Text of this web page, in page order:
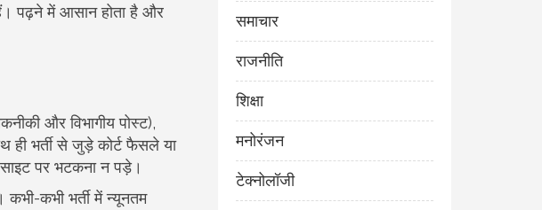
पढ़ने में आसान होता है और
और विभागीय पोस्ट),
भर्ती से जुड़े कोर्ट फैसले या
पर भटकना न पड़े।
कभी भर्ती में न्यूनतम
समाचार
राजनीति
शिक्षा
मनोरंजन
टेक्नोलॉजी